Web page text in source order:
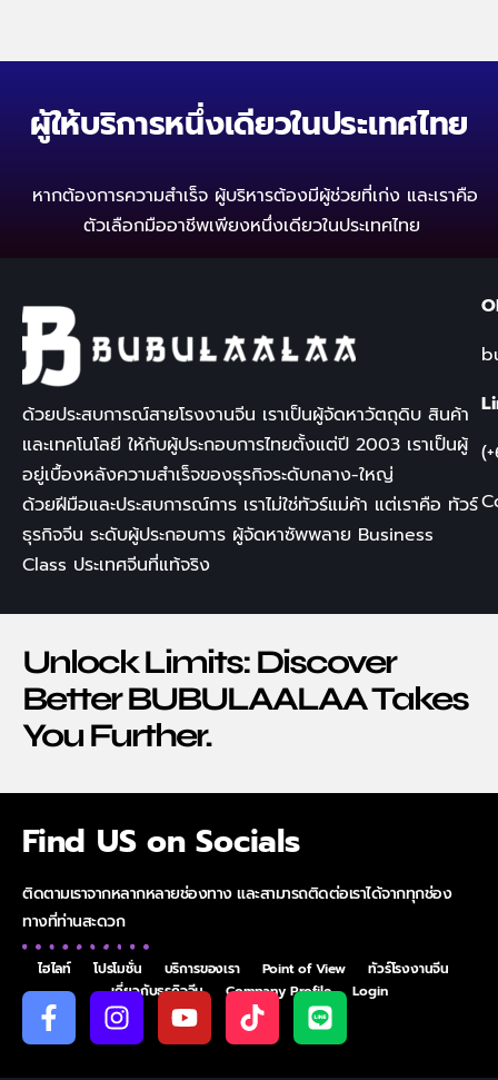
ผู้ให้บริการหนึ่งเดียวในประเทศไทย
หากต้องการความสำเร็จ ผู้บริหารต้องมีผู้ช่วยที่เก่ง และเราคือ
ตัวเลือกมืออาชีพเพียงหนึ่งเดียวในประเทศไทย
ด้วยประสบการณ์สายโรงงานจีน เราเป็นผู้จัดหาวัตถุดิบ สินค้า
และเทคโนโลยี ให้กับผู้ประกอบการไทยตั้งแต่ปี 2003 เราเป็นผู้
อยู่เบื้องหลังความสำเร็จของธุรกิจระดับกลาง-ใหญ่
ด้วยฝีมือและประสบการณ์การ เราไม่ใช่ทัวร์แม่ค้า แต่เราคือ ทัวร์
ธุรกิจจีน ระดับผู้ประกอบการ ผู้จัดหาซัพพลาย Business
Class ประเทศจีนที่แท้จริง
Unlock Limits: Discover
Better BUBULAALAA Takes
You Further.
Find US on Socials
ติดตามเราจากหลากหลายช่องทาง และสามารถติดต่อเราได้จากทุกช่อง
ทางที่ท่านสะดวก
ไฮไลท์ โปรโมชั่น บริการของเรา Point of View
ทัวร์โรงงานจีน
เกี่ยวกับธุรกิจจีน
Company Profile Login